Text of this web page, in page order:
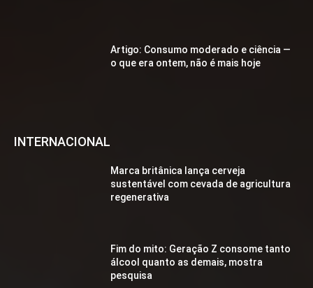
Artigo: Consumo moderado e ciência —
o que era ontem, não é mais hoje
INTERNACIONAL
Marca britânica lança cerveja
sustentável com cevada de agricultura
regenerativa
Fim do mito: Geração Z consome tanto
álcool quanto as demais, mostra
pesquisa